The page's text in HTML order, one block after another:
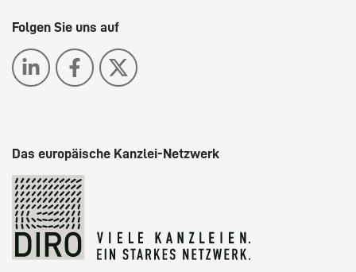
Folgen Sie uns auf
Das europäische Kanzlei-Netzwerk